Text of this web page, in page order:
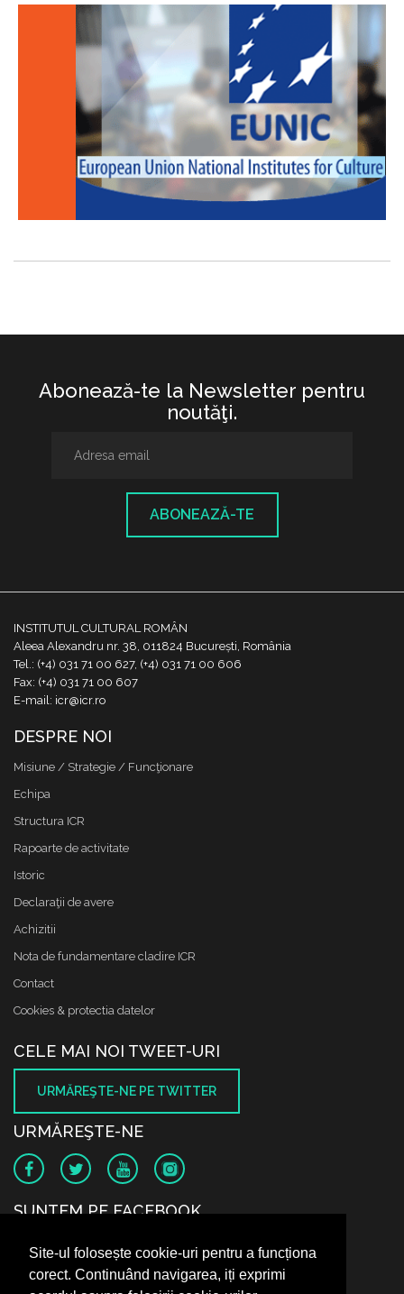
Site-ul folosește cookie-uri pentru a funcționa
corect. Continuând navigarea, iți exprimi
Abonează-te la Newsletter pentru
noutăţi.
ABONEAZĂ-TE
INSTITUTUL CULTURAL ROMÂN
Aleea Alexandru nr. 38, 011824 București, România
Tel.: (+4) 031 71 00 627, (+4) 031 71 00 606
Fax: (+4) 031 71 00 607
E-mail: icr@icr.ro
DESPRE NOI
Misiune / Strategie / Funcţionare
Echipa
Structura ICR
Rapoarte de activitate
Istoric
Declaraţii de avere
Achizitii
Nota de fundamentare cladire ICR
Contact
Cookies & protectia datelor
CELE MAI NOI TWEET-URI
URMĂREŞTE-NE PE TWITTER
URMĂREŞTE-NE
SUNTEM PE FACEBOOK